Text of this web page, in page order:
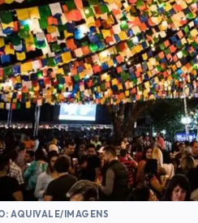
AQUIVALE/IMAGENS